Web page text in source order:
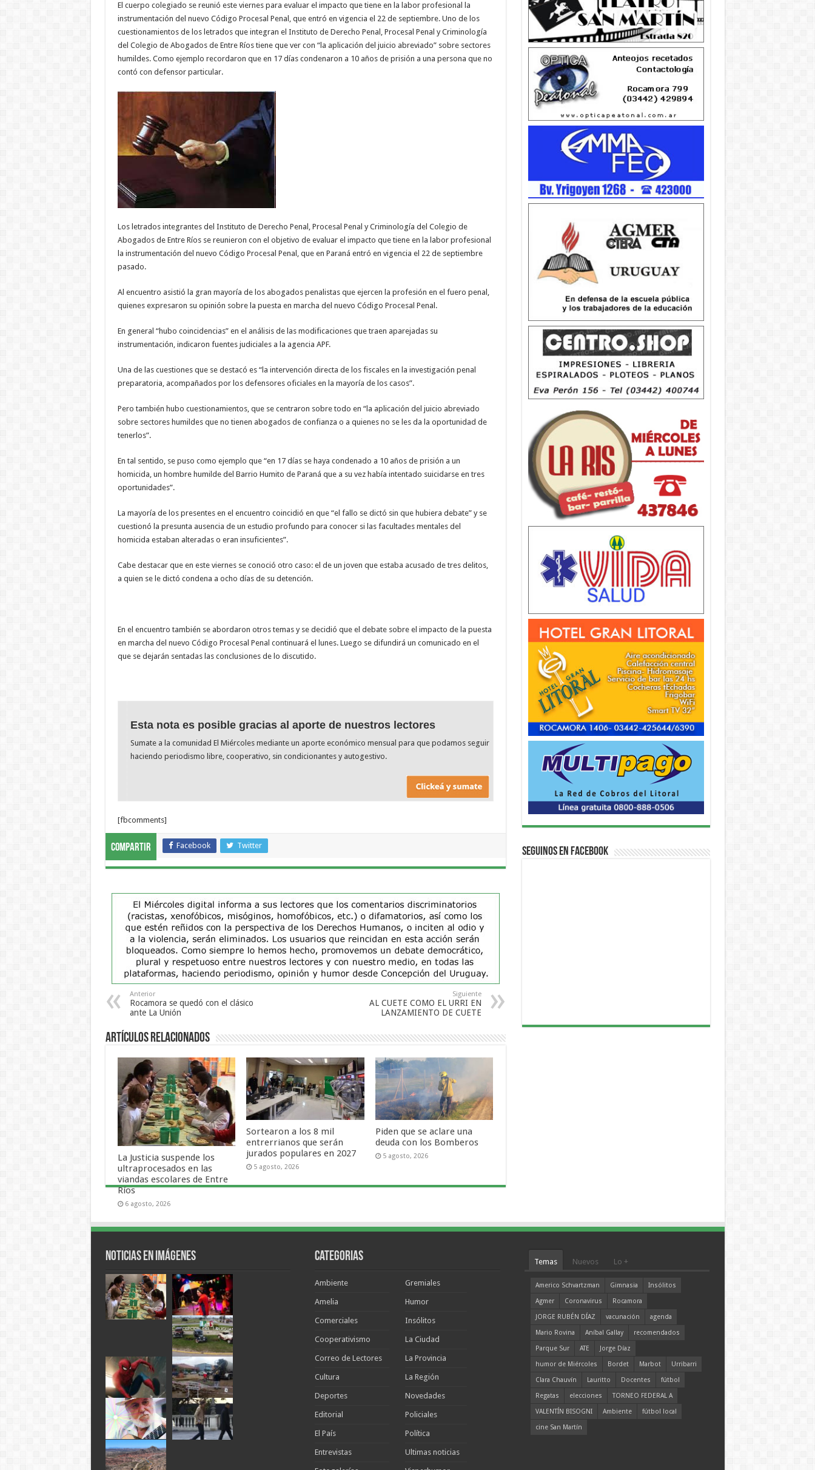
El cuerpo colegiado se reunió este viernes para evaluar el impacto que tiene en la labor profesional la
instrumentación del nuevo Código Procesal Penal, que entró en vigencia el 22 de septiembre. Uno de los
cuestionamientos de los letrados que integran el Instituto de Derecho Penal, Procesal Penal y Criminología
del Colegio de Abogados de Entre Ríos tiene que ver con “la aplicación del juicio abreviado” sobre sectores
humildes. Como ejemplo recordaron que en 17 días condenaron a 10 años de prisión a una persona que no
contó con defensor particular.
Los letrados integrantes del Instituto de Derecho Penal, Procesal Penal y Criminología del Colegio de
Abogados de Entre Ríos se reunieron con el objetivo de evaluar el impacto que tiene en la labor profesional
la instrumentación del nuevo Código Procesal Penal, que en Paraná entró en vigencia el 22 de septiembre
pasado.
Al encuentro asistió la gran mayoría de los abogados penalistas que ejercen la profesión en el fuero penal,
quienes expresaron su opinión sobre la puesta en marcha del nuevo Código Procesal Penal.
En general “hubo coincidencias” en el análisis de las modificaciones que traen aparejadas su
instrumentación, indicaron fuentes judiciales a la agencia APF.
Una de las cuestiones que se destacó es “la intervención directa de los fiscales en la investigación penal
preparatoria, acompañados por los defensores oficiales en la mayoría de los casos”.
Pero también hubo cuestionamientos, que se centraron sobre todo en “la aplicación del juicio abreviado
sobre sectores humildes que no tienen abogados de confianza o a quienes no se les da la oportunidad de
tenerlos”.
En tal sentido, se puso como ejemplo que “en 17 días se haya condenado a 10 años de prisión a un
homicida, un hombre humilde del Barrio Humito de Paraná que a su vez había intentado suicidarse en tres
oportunidades”.
La mayoría de los presentes en el encuentro coincidió en que “el fallo se dictó sin que hubiera debate” y se
cuestionó la presunta ausencia de un estudio profundo para conocer si las facultades mentales del
homicida estaban alteradas o eran insuficientes”.
Cabe destacar que en este viernes se conoció otro caso: el de un joven que estaba acusado de tres delitos,
a quien se le dictó condena a ocho días de su detención.
En el encuentro también se abordaron otros temas y se decidió que el debate sobre el impacto de la puesta
en marcha del nuevo Código Procesal Penal continuará el lunes. Luego se difundirá un comunicado en el
que se dejarán sentadas las conclusiones de lo discutido.
Esta nota es posible gracias al aporte de nuestros lectores
Sumate a la comunidad El Miércoles mediante un aporte económico mensual para que podamos seguir
haciendo periodismo libre, cooperativo, sin condicionantes y autogestivo.
[fbcomments]
Compartir Facebook Twitter
Anterior
Rocamora se quedó con el clásico
ante La Unión
Siguiente
AL CUETE COMO EL URRI EN
LANZAMIENTO DE CUETE
Artículos Relacionados
La Justicia suspende los
ultraprocesados en las
viandas escolares de Entre
Ríos
6 agosto, 2026
Sortearon a los 8 mil
entrerrianos que serán
jurados populares en 2027
5 agosto, 2026
Piden que se aclare una
deuda con los Bomberos
5 agosto, 2026
Seguinos en Facebook
Noticias en Imágenes Categorias
Ambiente
Amelia
Comerciales
Cooperativismo
Correo de Lectores
Cultura
Deportes
Editorial
El País
Entrevistas
Gremiales
Humor
Insólitos
La Ciudad
La Provincia
La Región
Novedades
Policiales
Política
Ultimas noticias
Temas Nuevos Lo +
Americo Schvartzman Gimnasia
Insólitos
Agmer
Coronavirus
Rocamora
JORGE RUBÉN DÍAZ
vacunación
agenda
Mario Rovina
Aníbal Gallay
recomendados
Parque Sur
ATE
Jorge Díaz
humor de Miércoles
Bordet Marbot
Urribarri
Clara Chauvín
Lauritto Docentes
fútbol
Regatas
elecciones
TORNEO FEDERAL A
VALENTÍN BISOGNI
Ambiente
fútbol local
cine San Martín